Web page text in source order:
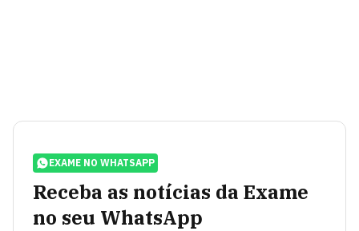
EXAME NO WHATSAPP
Receba as notícias da Exame
no seu WhatsApp